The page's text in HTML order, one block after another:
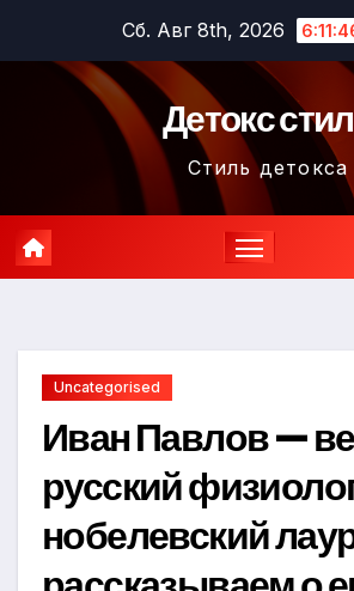
содержимому
Сб. Авг 8th, 2026
Детокс
Стиль детокса
Uncategorised
Иван Павлов —
русский
нобелевский